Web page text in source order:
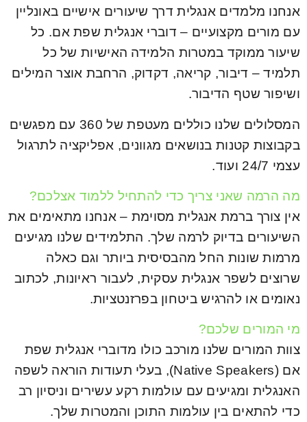
אנחנו מלמדים אנגלית דרך שיעורים אישיים באונליין
עם מורים מקצועיים – דוברי אנגלית שפת אם. כל
שיעור ממוקד במטרות הלמידה האישיות של כל
תלמיד – דיבור, קריאה, דקדוק, הרחבת אוצר המילים
ושיפור שטף הדיבור.
המסלולים שלנו כוללים מעטפת של 360 עם מפגשים
בקבוצות קטנות בנושאים מגוונים, אפליקציה לתרגול
עצמי 24/7 ועוד.
מה הרמה שאני צריך כדי להתחיל ללמוד אצלכם?
אין צורך ברמת אנגלית מסוימת – אנחנו מתאימים את
השיעורים בדיוק לרמה שלך. התלמידים שלנו מגיעים
מרמות שונות החל מהבסיסית ביותר וגם כאלה
שרוצים לשפר אנגלית עסקית, לעבור ראיונות, לכתוב
נאומים או להרגיש ביטחון בפרזנטציות.
מי המורים שלכם?
צוות המורים שלנו מורכב כולו מדוברי אנגלית שפת
אם (Native Speakers), בעלי תעודות הוראה לשפה
האנגלית ומגיעים עם עולמות רקע עשירים וניסיון רב
כדי להתאים בין עולמות התוכן והמטרות שלך.